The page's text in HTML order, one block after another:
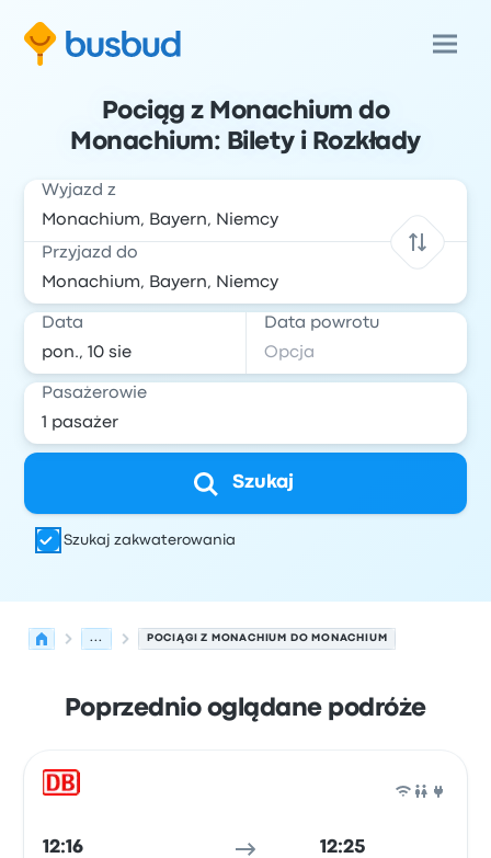
Pociąg z Monachium do
Monachium: Bilety i Rozkłady
Wyjazd z
Przyjazd do
Data Data powrotu
Pasażerowie
Szukaj
Szukaj zakwaterowania
... POCIĄGI Z MONACHIUM DO MONACHIUM
Poprzednio oglądane podróże
12:16 12:25